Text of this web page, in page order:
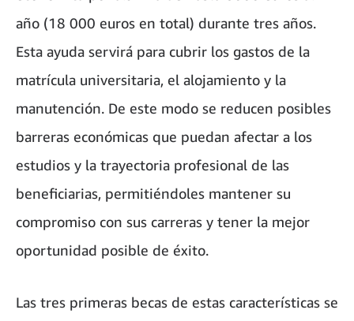
año (18 000 euros en total) durante tres años.
Esta ayuda servirá para cubrir los gastos de la
matrícula universitaria, el alojamiento y la
manutención. De este modo se reducen posibles
barreras económicas que puedan afectar a los
estudios y la trayectoria profesional de las
beneficiarias, permitiéndoles mantener su
compromiso con sus carreras y tener la mejor
oportunidad posible de éxito.
Las tres primeras becas de estas características se